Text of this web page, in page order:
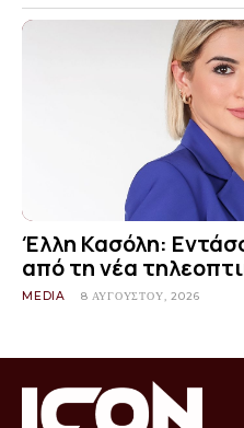
Έλλη Κασόλη:
από τη νέα
MEDIA 8 ΑΥΓΟΎΣΤΟΥ, 2026